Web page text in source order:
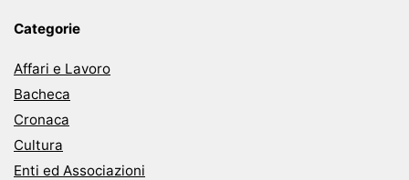
Categorie
Affari e Lavoro
Bacheca
Cronaca
Cultura
Enti ed Associazioni